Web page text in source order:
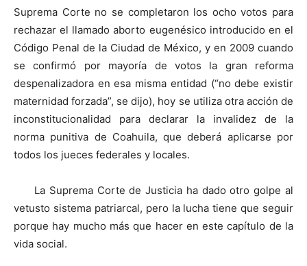
Suprema Corte no se completaron los ocho votos para
rechazar el llamado aborto eugenésico introducido en el
Código Penal de la Ciudad de México, y en 2009 cuando
se confirmó por mayoría de votos la gran reforma
despenalizadora en esa misma entidad (“no debe existir
maternidad forzada”, se dijo), hoy se utiliza otra acción de
inconstitucionalidad para declarar la invalidez de la
norma punitiva de Coahuila, que deberá aplicarse por
todos los jueces federales y locales.
La Suprema Corte de Justicia ha dado otro golpe al
vetusto sistema patriarcal, pero la lucha tiene que seguir
porque hay mucho más que hacer en este capítulo de la
vida social.